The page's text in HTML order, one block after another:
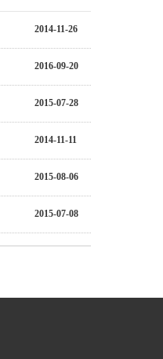
2014-11-26
2016-09-20
2015-07-28
2014-11-11
2015-08-06
2015-07-08